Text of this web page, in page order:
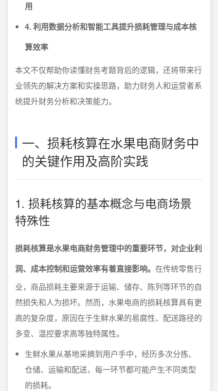
用
4. 利用数据分析和智能工具提升损耗管理与成本核
算效率
本文不仅帮助你读懂财务考题背后的逻辑，还将带来行
业领先的解决方案和实操思路，助力财务人和运营者系
统提升财务分析和决策能力。
一、损耗核算在水果电商财务中
的关键作用及高阶实践
1. 损耗核算的基本概念与电商场景
特殊性
损耗核算是水果电商财务管理中的重要环节，对企业利
润、成本控制和运营效率有着直接影响。 在传统零售行
业，商品损耗主要来源于运输、储存、陈列等环节的自
然损失和人为损坏。然而，水果电商的损耗核算具有更
高的复杂度，原因在于生鲜水果的易腐性、配送路径的
多变、温控要求高等独特属性。
生鲜水果从基地采摘到用户手中，经历多次分拣、
仓储、运输和配送，每一环节都可能产生不同类型
的损耗。